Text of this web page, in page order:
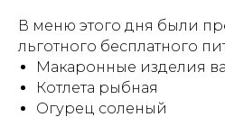
В меню этого дня были
льготного бесплатного
Макаронные изделия
Котлета рыбная
Огурец соленый